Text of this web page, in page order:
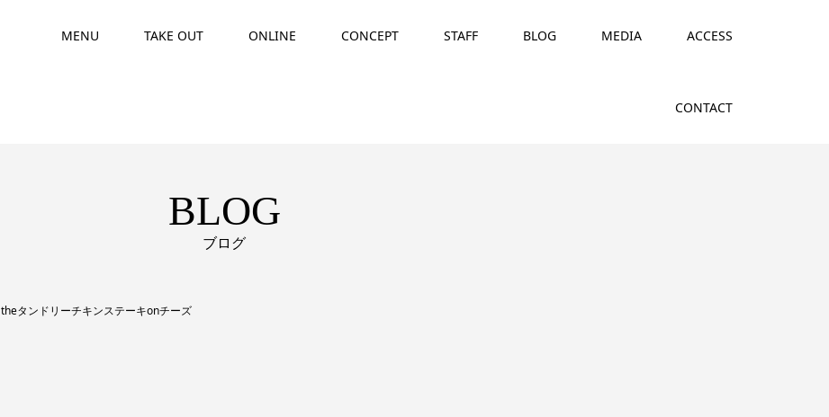
MENU TAKE OUT ONLINE CONCEPT STAFF BLOG MEDIA ACCESS
CONTACT
BLOG
ブログ
theタンドリーチキンステーキonチーズ